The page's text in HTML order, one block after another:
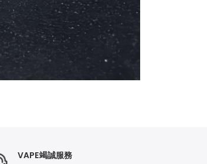
VAPE竭誠服務